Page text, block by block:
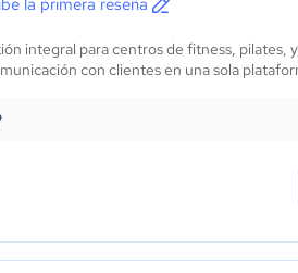
la primera reseña
integral para centros de fitness, pilates,
con clientes en una sola